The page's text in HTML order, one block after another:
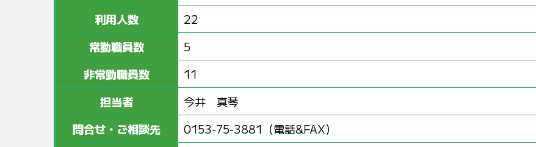
利用人数
22
常勤職員数
5
非常勤職員数
11
担当者
今井 真琴
問合せ・ご相談先
0153-75-3881（電話&FAX）